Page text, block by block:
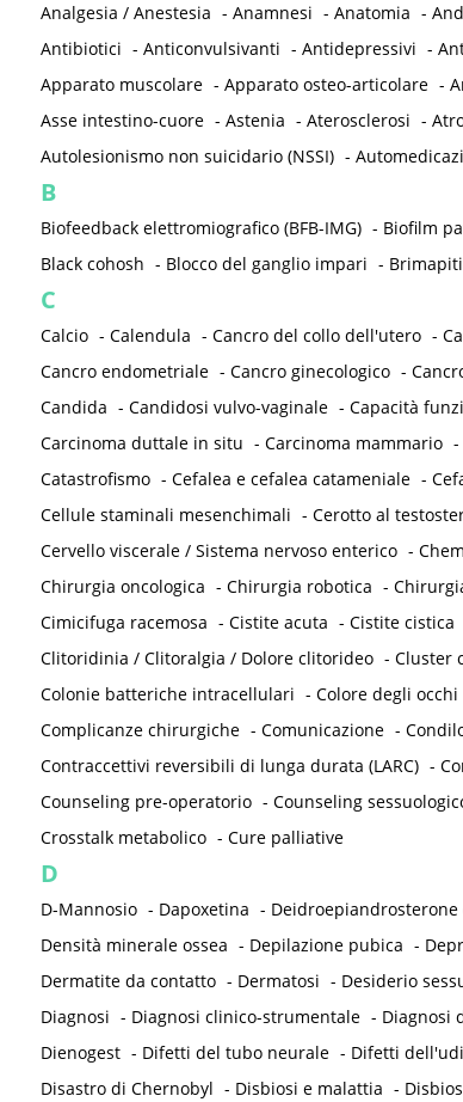
Analgesia / Anestesia - Anamnesi - Anatomia -
Antibiotici - Anticonvulsivanti - Antidepressivi -
Apparato muscolare - Apparato osteo-articolare -
Asse intestino-cuore - Astenia - Aterosclerosi -
Autolesionismo non suicidario (NSSI) -
B
Biofeedback elettromiografico (BFB-IMG) - Biofilm
Black cohosh - Blocco del ganglio impari -
C
Calcio - Calendula - Cancro del collo dell'utero -
Cancro endometriale - Cancro ginecologico -
Candida - Candidosi vulvo-vaginale - Capacità
Carcinoma duttale in situ - Carcinoma mammario -
Catastrofismo - Cefalea e cefalea catameniale -
Cellule staminali mesenchimali - Cerotto al
Cervello viscerale / Sistema nervoso enterico -
Chirurgia oncologica - Chirurgia robotica -
Cimicifuga racemosa - Cistite acuta - Cistite cistica
Clitoridinia / Clitoralgia / Dolore clitorideo - Cluster
Colonie batteriche intracellulari - Colore degli occhi
Complicanze chirurgiche - Comunicazione -
Contraccettivi reversibili di lunga durata (LARC) -
Counseling pre-operatorio - Counseling
Crosstalk metabolico - Cure palliative
D
D-Mannosio - Dapoxetina - Deidroepiandrosterone
Densità minerale ossea - Depilazione pubica -
Dermatite da contatto - Dermatosi - Desiderio
Diagnosi - Diagnosi clinico-strumentale - Diagnosi
Dienogest - Difetti del tubo neurale - Difetti
Disastro di Chernobyl - Disbiosi e malattia -